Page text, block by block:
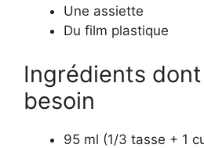
Une assiette
Du film plastique
Ingrédients
besoin
95 ml (1/3 tasse + 1